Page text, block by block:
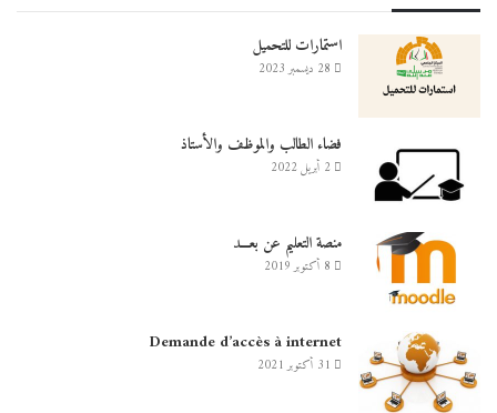
استمارات للتحميل
28 ديسمبر 2023
فضاء الطالب والموظف والأستاذ
2 أبريل 2022
منصة التعليم عن بعـــد
8 أكتوبر 2019
Demande d’accès à internet
31 أكتوبر 2021